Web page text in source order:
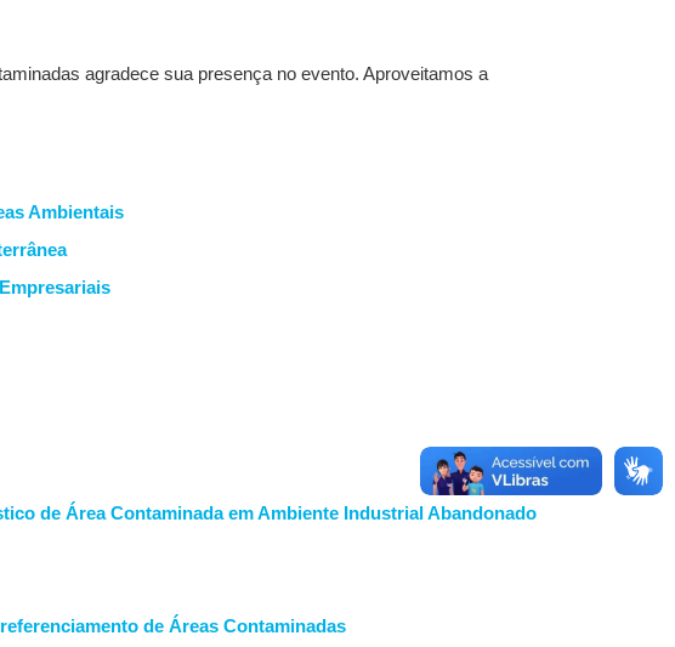
agradece sua presença no evento. Aproveitamos a
Ambientais
de Área Contaminada em Ambiente Industrial Abandonado
de Áreas Contaminadas